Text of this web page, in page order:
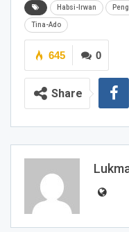
Habsi-Irwan
Tina-Ado
0
645
Share